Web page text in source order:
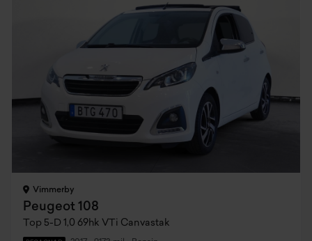
Vimmerby
Peugeot 108
Top 5-D 1,0 69hk VTi Canvastak